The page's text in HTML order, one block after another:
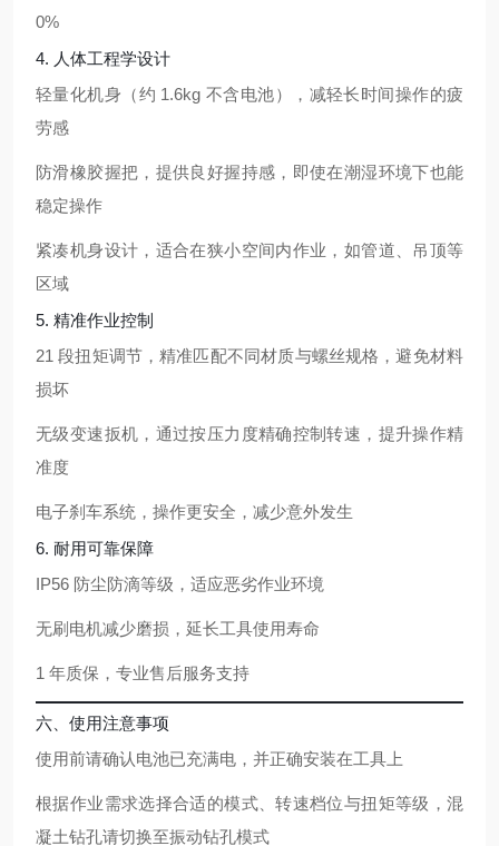
0%
4. 人体工程学设计
轻量化机身（约 1.6kg 不含电池），减轻长时间操作的疲
劳感
防滑橡胶握把，提供良好握持感，即使在潮湿环境下也能
稳定操作
紧凑机身设计，适合在狭小空间内作业，如管道、吊顶等
区域
5. 精准作业控制
21 段扭矩调节，精准匹配不同材质与螺丝规格，避免材料
损坏
无级变速扳机，通过按压力度精确控制转速，提升操作精
准度
电子刹车系统，操作更安全，减少意外发生
6. 耐用可靠保障
IP56 防尘防滴等级，适应恶劣作业环境
无刷电机减少磨损，延长工具使用寿命
1 年质保，专业售后服务支持
六、使用注意事项
使用前请确认电池已充满电，并正确安装在工具上
根据作业需求选择合适的模式、转速档位与扭矩等级，混
凝土钻孔请切换至振动钻孔模式